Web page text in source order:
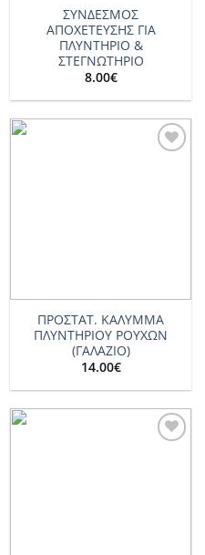
ΣΥΝΔΕΣΜΟΣ
ΑΠΟΧΕΤΕΥΣΗΣ ΓΙΑ
ΠΛΥΝΤΗΡΙΟ &
ΣΤΕΓΝΩΤΗΡΙΟ
8.00€
ΠΡΟΣΤΑΤ. ΚΑΛΥΜΜΑ
ΠΛΥΝΤΗΡΙΟΥ ΡΟΥΧΩΝ
(ΓΑΛΑΖΙΟ)
14.00€